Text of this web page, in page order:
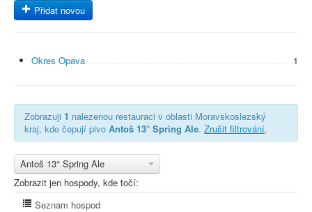
Přidat novou
Okres Opava 1
Zobrazuji 1 nalezenou restauraci v oblasti Moravskoslezský
kraj, kde čepují pivo Antoš 13° Spring Ale. Zrušit filtrování.
Antoš 13° Spring Ale
Zobrazit jen hospody, kde točí:
Seznam hospod